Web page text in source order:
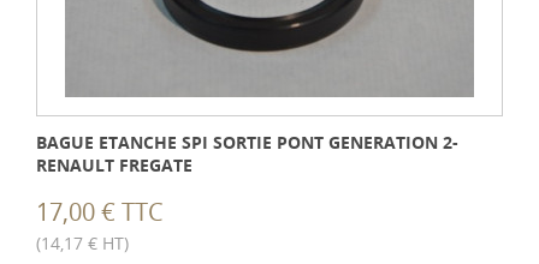
BAGUE ETANCHE SPI SORTIE PONT GENERATION 2-
RENAULT FREGATE
17,00 € TTC
(14,17 € HT)